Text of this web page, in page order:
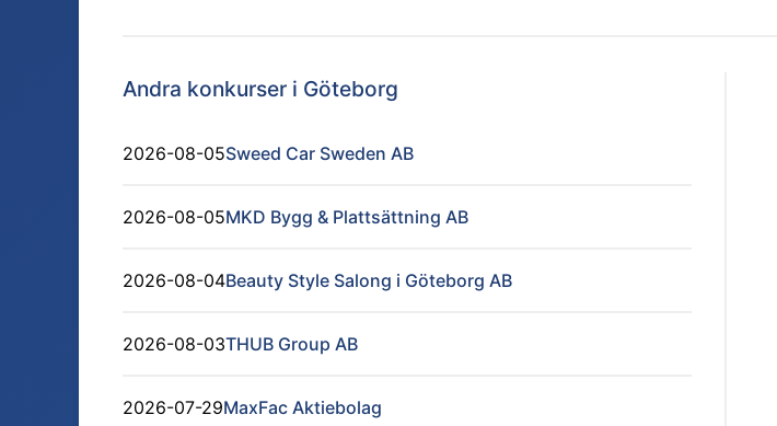
Andra konkurser i Göteborg
2026-08-05Sweed Car Sweden AB
2026-08-05MKD Bygg & Plattsättning AB
2026-08-04Beauty Style Salong i Göteborg AB
2026-08-03THUB Group AB
2026-07-29MaxFac Aktiebolag